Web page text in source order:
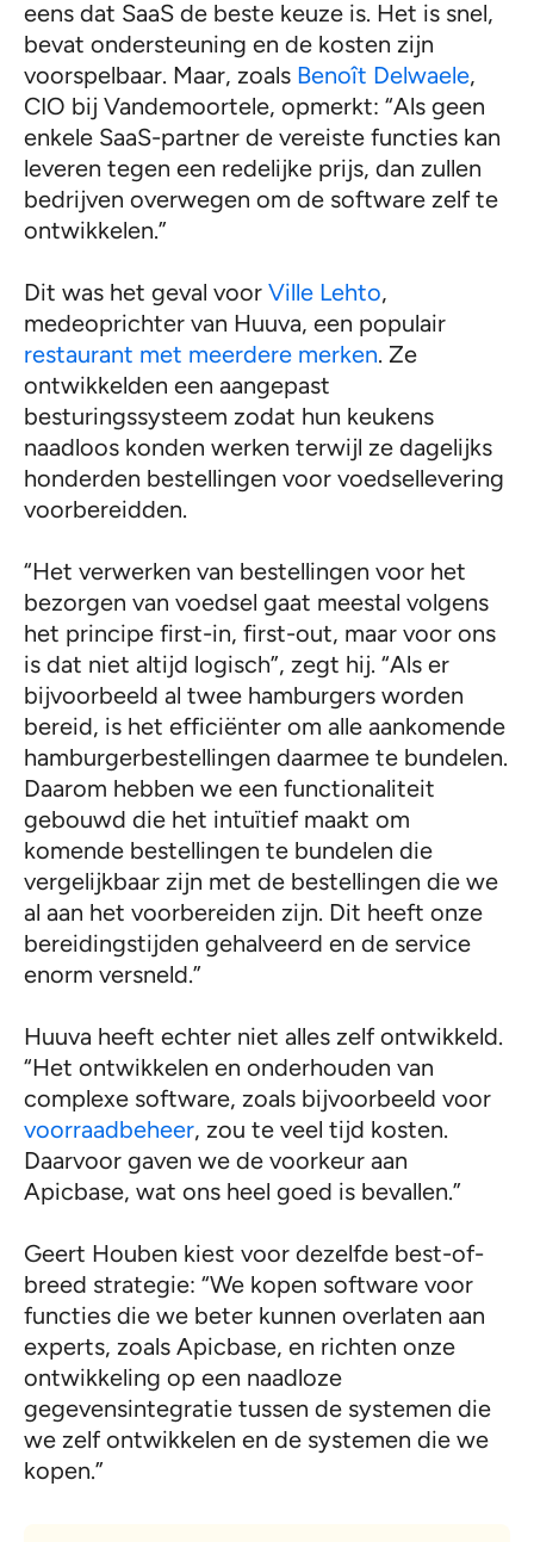
eens dat SaaS de beste keuze is. Het is snel,
bevat ondersteuning en de kosten zijn
voorspelbaar. Maar, zoals Benoît Delwaele,
CIO bij Vandemoortele, opmerkt: “Als geen
enkele SaaS-partner de vereiste functies kan
leveren tegen een redelijke prijs, dan zullen
bedrijven overwegen om de software zelf te
ontwikkelen.”
Dit was het geval voor Ville Lehto,
medeoprichter van Huuva, een populair
restaurant met meerdere merken. Ze
ontwikkelden een aangepast
besturingssysteem zodat hun keukens
naadloos konden werken terwijl ze dagelijks
honderden bestellingen voor voedsellevering
voorbereidden.
“Het verwerken van bestellingen voor het
bezorgen van voedsel gaat meestal volgens
het principe first-in, first-out, maar voor ons
is dat niet altijd logisch”, zegt hij. “Als er
bijvoorbeeld al twee hamburgers worden
bereid, is het efficiënter om alle aankomende
hamburgerbestellingen daarmee te bundelen.
Daarom hebben we een functionaliteit
gebouwd die het intuïtief maakt om
komende bestellingen te bundelen die
vergelijkbaar zijn met de bestellingen die we
al aan het voorbereiden zijn. Dit heeft onze
bereidingstijden gehalveerd en de service
enorm versneld.”
Huuva heeft echter niet alles zelf ontwikkeld.
“Het ontwikkelen en onderhouden van
complexe software, zoals bijvoorbeeld voor
voorraadbeheer, zou te veel tijd kosten.
Daarvoor gaven we de voorkeur aan
Apicbase, wat ons heel goed is bevallen.”
Geert Houben kiest voor dezelfde best-of-
breed strategie: “We kopen software voor
functies die we beter kunnen overlaten aan
experts, zoals Apicbase, en richten onze
ontwikkeling op een naadloze
gegevensintegratie tussen de systemen die
we zelf ontwikkelen en de systemen die we
kopen.”